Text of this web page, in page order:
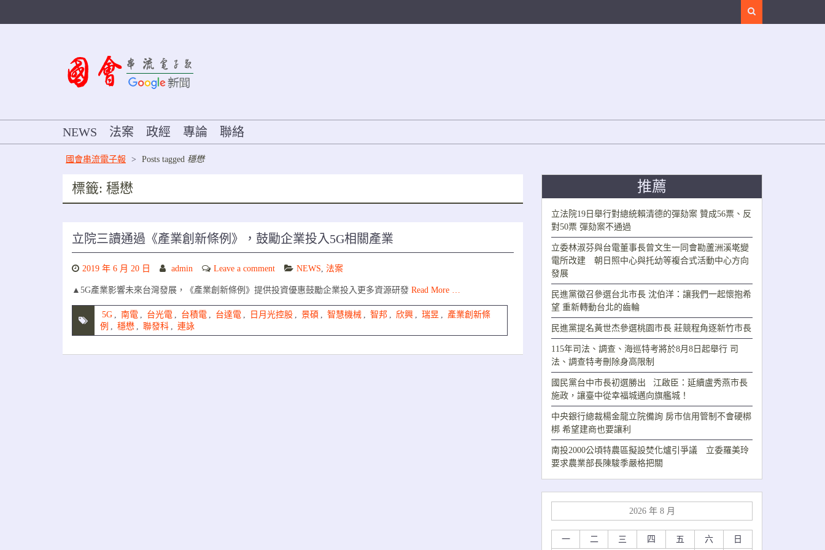
NEWS 法案 政經 專論 聯絡
國會串流電子報 > Posts tagged 穩懋
標籤: 穩懋
立院三讀通過《產業創新條例》，鼓勵企業投入5G相關產業
2019 年 6 月 20 日 admin Leave a comment NEWS, 法案
▲5G產業影響未來台灣發展，《產業創新條例》提供投資優惠鼓勵企業投入更多資源研發 Read More …
5G , 南電 , 台光電 , 台積電 , 台達電 , 日月光控股 , 景碩 , 智慧機械 , 智邦 , 欣興 , 瑞昱 , 產業創新條
例 , 穩懋 , 聯發科 , 連詠
推薦
立法院19日舉行對總統賴清德的彈劾案 贊成56票、反
對50票 彈劾案不通過
立委林淑芬與台電董事長曾文生一同會勘蘆洲溪墘變
電所改建 朝日照中心與托幼等複合式活動中心方向
發展
民進黨徵召參選台北市長 沈伯洋：讓我們一起懷抱希
望 重新轉動台北的齒輪
民進黨提名黃世杰參選桃園市長 莊競程角逐新竹市長
115年司法、調查、海巡特考將於8月8日起舉行 司
法、調查特考刪除身高限制
國民黨台中市長初選勝出 江啟臣：延續盧秀燕市長
施政，讓臺中從幸福城邁向旗艦城！
中央銀行總裁楊金龍立院備詢 房市信用管制不會硬梆
梆 希望建商也要讓利
南投2000公頃特農區擬設焚化爐引爭議 立委羅美玲
要求農業部長陳駿季嚴格把關
2026 年 8 月
一 二 三 四 五 六 日